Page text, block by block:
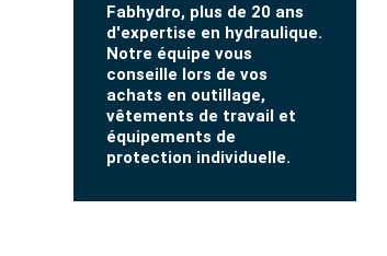
Fabhydro, plus de 20 ans
d'expertise en hydraulique.
Notre équipe vous
conseille lors de vos
achats en outillage,
vêtements de travail et
équipements de
protection individuelle.